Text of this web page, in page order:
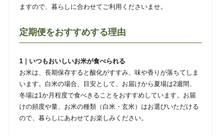
ますので、暮らしに合わせてご利用くださいませ。
定期便をおすすめする理由
1｜いつもおいしいお米が食べられる
お米は、長期保存すると酸化がすすみ、味や香りが落ちてしま
います。白米の場合、目安として、お届けから夏場は2週間、
冬場は1か月程度で食べきることをおすすめしています。お届
けの頻度や量、お米の種類（白米・玄米）はお選びいただける
ので、暮らしにあわせてお楽しみください。